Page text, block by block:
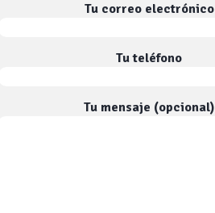
Tu correo electrónico
Tu teléfono
Tu mensaje (opcional)